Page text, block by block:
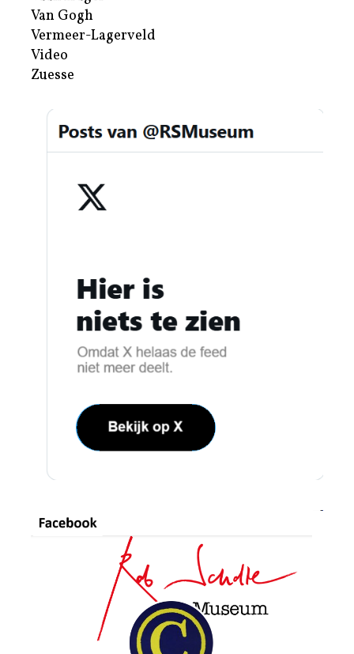
Van Gogh
Vermeer-Lagerveld
Video
Zuesse